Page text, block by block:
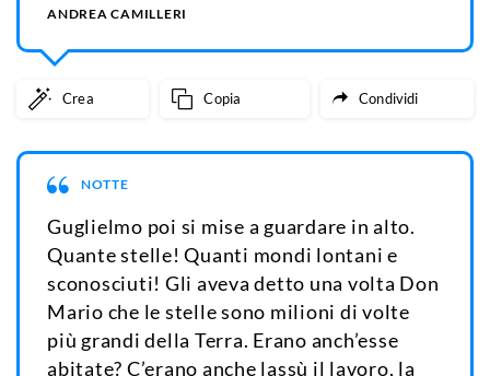
ANDREA CAMILLERI
Crea Copia Condividi
NOTTE
Guglielmo poi si mise a guardare in alto.
Quante stelle! Quanti mondi lontani e
sconosciuti! Gli aveva detto una volta Don
Mario che le stelle sono milioni di volte
più grandi della Terra. Erano anch’esse
abitate? C’erano anche lassù il lavoro, la